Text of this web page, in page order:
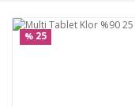
% 25